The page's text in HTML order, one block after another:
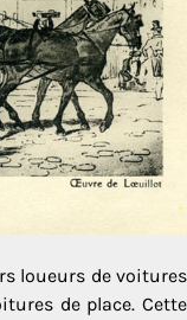
loueurs de voitures
de place. Cette